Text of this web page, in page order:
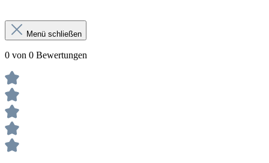
Menü schließen
0 von 0 Bewertungen